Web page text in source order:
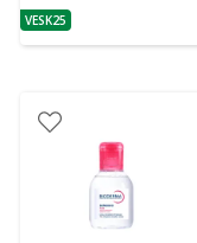
patarimas
VESK25